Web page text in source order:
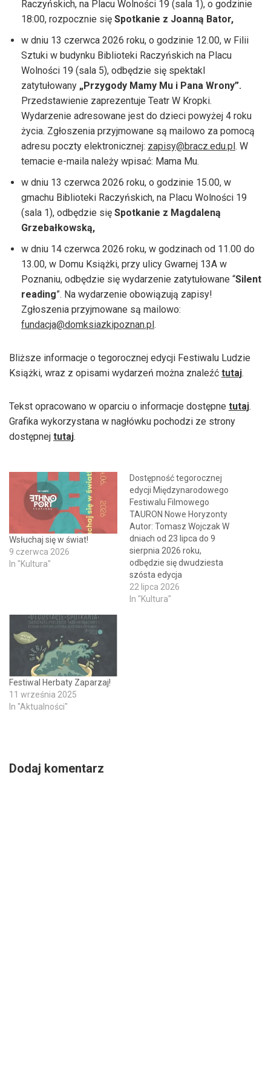
Raczyńskich, na Placu Wolności 19 (sala 1), o godzinie
18:00, rozpocznie się Spotkanie z Joanną Bator,
w dniu 13 czerwca 2026 roku, o godzinie 12.00, w Filii
Sztuki w budynku Biblioteki Raczyńskich na Placu
Wolności 19 (sala 5), odbędzie się spektakl
zatytułowany „Przygody Mamy Mu i Pana Wrony”.
Przedstawienie zaprezentuje Teatr W Kropki.
Wydarzenie adresowane jest do dzieci powyżej 4 roku
życia. Zgłoszenia przyjmowane są mailowo za pomocą
adresu poczty elektronicznej: zapisy@bracz.edu.pl. W
temacie e-maila należy wpisać: Mama Mu.
w dniu 13 czerwca 2026 roku, o godzinie 15.00, w
gmachu Biblioteki Raczyńskich, na Placu Wolności 19
(sala 1), odbędzie się Spotkanie z Magdaleną
Grzebałkowską,
w dniu 14 czerwca 2026 roku, w godzinach od 11.00 do
13.00, w Domu Książki, przy ulicy Gwarnej 13A w
Poznaniu, odbędzie się wydarzenie zatytułowane “Silent
reading”. Na wydarzenie obowiązują zapisy!
Zgłoszenia przyjmowane są mailowo:
fundacja@domksiazkipoznan.pl.
Bliższe informacje o tegorocznej edycji Festiwalu Ludzie
Książki, wraz z opisami wydarzeń można znaleźć tutaj.
Tekst opracowano w oparciu o informacje dostępne tutaj.
Grafika wykorzystana w nagłówku pochodzi ze strony
dostępnej tutaj.
Wsłuchaj się w świat!
9 czerwca 2026
In "Kultura"
Dostępność tegorocznej
edycji Międzynarodowego
Festiwalu Filmowego
TAURON Nowe Horyzonty
Autor: Tomasz Wojczak W
dniach od 23 lipca do 9
sierpnia 2026 roku,
odbędzie się dwudziesta
szósta edycja
Międzynarodowego
Festiwalu Filmowego
22 lipca 2026
In "Kultura"
Festiwal Herbaty Zaparzaj!
11 września 2025
In "Aktualności"
Dodaj komentarz